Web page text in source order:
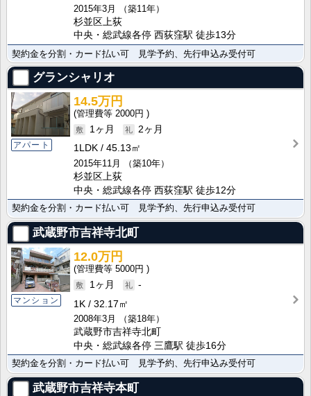
2015年3月
（築11年）
杉並区上荻
中央・総武線各停 西荻窪駅 徒歩13分
契約金を分割・カード払い可 見学予約、先行申込み受付可
グランシャリオ
アパート
14.5万円
2000円
1ヶ月
2ヶ月
1LDK
45.13㎡
2015年11月
（築10年）
杉並区上荻
中央・総武線各停 西荻窪駅 徒歩12分
契約金を分割・カード払い可 見学予約、先行申込み受付可
武蔵野市吉祥寺北町
マンション
12.0万円
5000円
1ヶ月
-
1K
32.17㎡
2008年3月
（築18年）
武蔵野市吉祥寺北町
中央・総武線各停 三鷹駅 徒歩16分
契約金を分割・カード払い可 見学予約、先行申込み受付可
武蔵野市吉祥寺本町